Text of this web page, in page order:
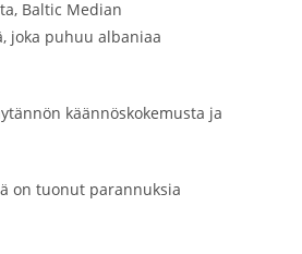
Baltic Median
joka puhuu albaniaa
käännöskokemusta ja
on tuonut parannuksia